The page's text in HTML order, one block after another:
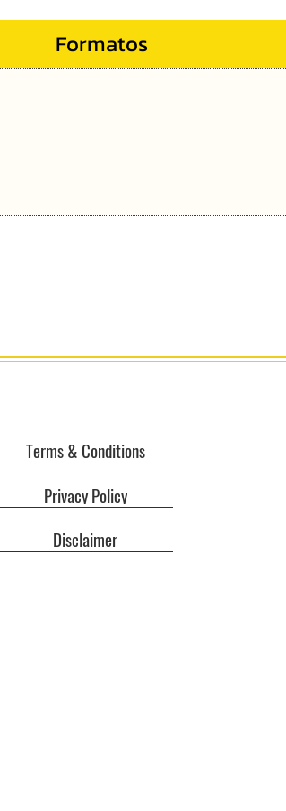
Formatos
Terms & Conditions
Privacy Policy
Disclaimer